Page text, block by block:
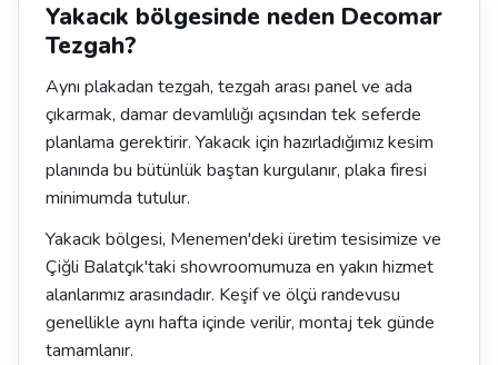
Yakacık bölgesinde neden Decomar
Tezgah?
Aynı plakadan tezgah, tezgah arası panel ve ada
çıkarmak, damar devamlılığı açısından tek seferde
planlama gerektirir. Yakacık için hazırladığımız kesim
planında bu bütünlük baştan kurgulanır, plaka firesi
minimumda tutulur.
Yakacık bölgesi, Menemen'deki üretim tesisimize ve
Çiğli Balatçık'taki showroomumuza en yakın hizmet
alanlarımız arasındadır. Keşif ve ölçü randevusu
genellikle aynı hafta içinde verilir, montaj tek günde
tamamlanır.